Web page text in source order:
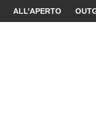
ALL’APERTO